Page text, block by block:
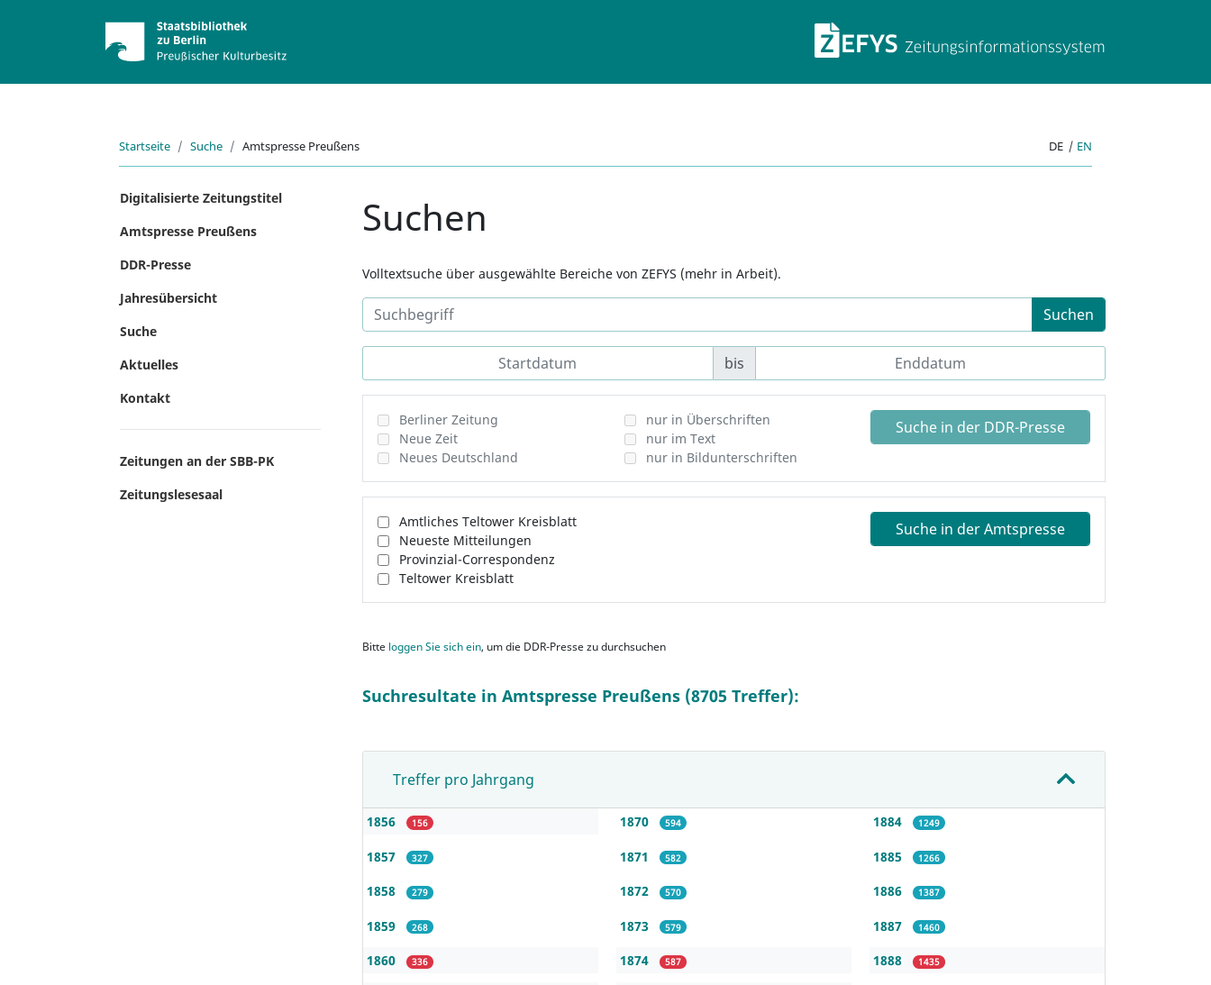
ZEFYS
Startseite Suche Amtspresse Preußens DE | EN
Digitalisierte Zeitungstitel
Amtspresse Preußens
DDR-Presse
Jahresübersicht
Suche
Aktuelles
Kontakt
Zeitungen an der SBB-PK
Zeitungslesesaal
Suchen
Volltextsuche über ausgewählte Bereiche von ZEFYS (mehr in Arbeit).
Suchen
bis
Berliner Zeitung
Neue Zeit
Neues Deutschland
nur in Überschriften
nur im Text
nur in Bildunterschriften
Suche in der DDR-Presse
Amtliches Teltower Kreisblatt
Neueste Mitteilungen
Provinzial-Correspondenz
Teltower Kreisblatt
Suche in der Amtspresse
Bitte loggen Sie sich ein, um die DDR-Presse zu durchsuchen
Suchresultate in Amtspresse Preußens (8705 Treffer):
Treffer pro Jahrgang
1856 156
1857 327
1858 279
1859 268
1860 336
1870 594
1871 582
1872 570
1873 579
1874 587
1884 1249
1885 1266
1886 1387
1887 1460
1888 1435